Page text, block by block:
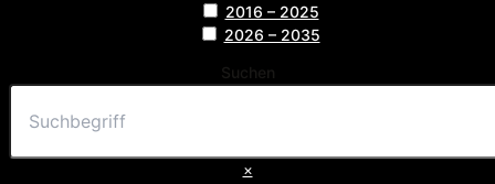
2016 – 2025
2026 – 2035
Suchen
×